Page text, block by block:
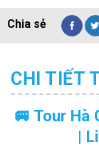
CHI TIẾT
🚐 Tour Hà
|